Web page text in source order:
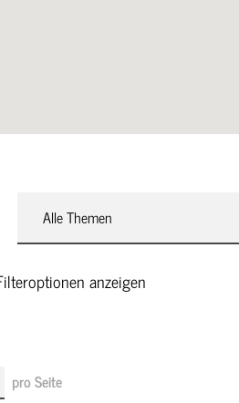
Alle Themen
anzeigen
pro Seite